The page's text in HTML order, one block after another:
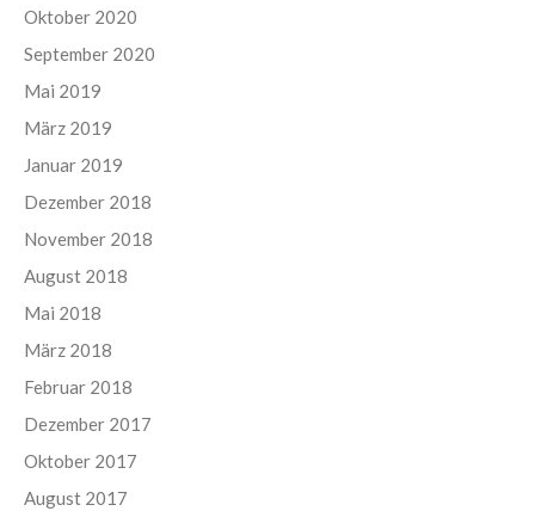
Oktober 2020
September 2020
Mai 2019
März 2019
Januar 2019
Dezember 2018
November 2018
August 2018
Mai 2018
März 2018
Februar 2018
Dezember 2017
Oktober 2017
August 2017